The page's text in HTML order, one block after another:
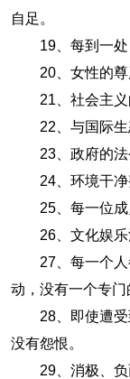
自足。
19、每到一处
20、女性的尊
21、社会主义
22、与国际生
23、政府的法
24、环境干净
25、每一位成
26、文化娱乐
27、每一个人
动，没有一个专门
28、即使遭受
没有怨恨。
29、消极、负